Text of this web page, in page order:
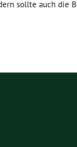
sollte auch